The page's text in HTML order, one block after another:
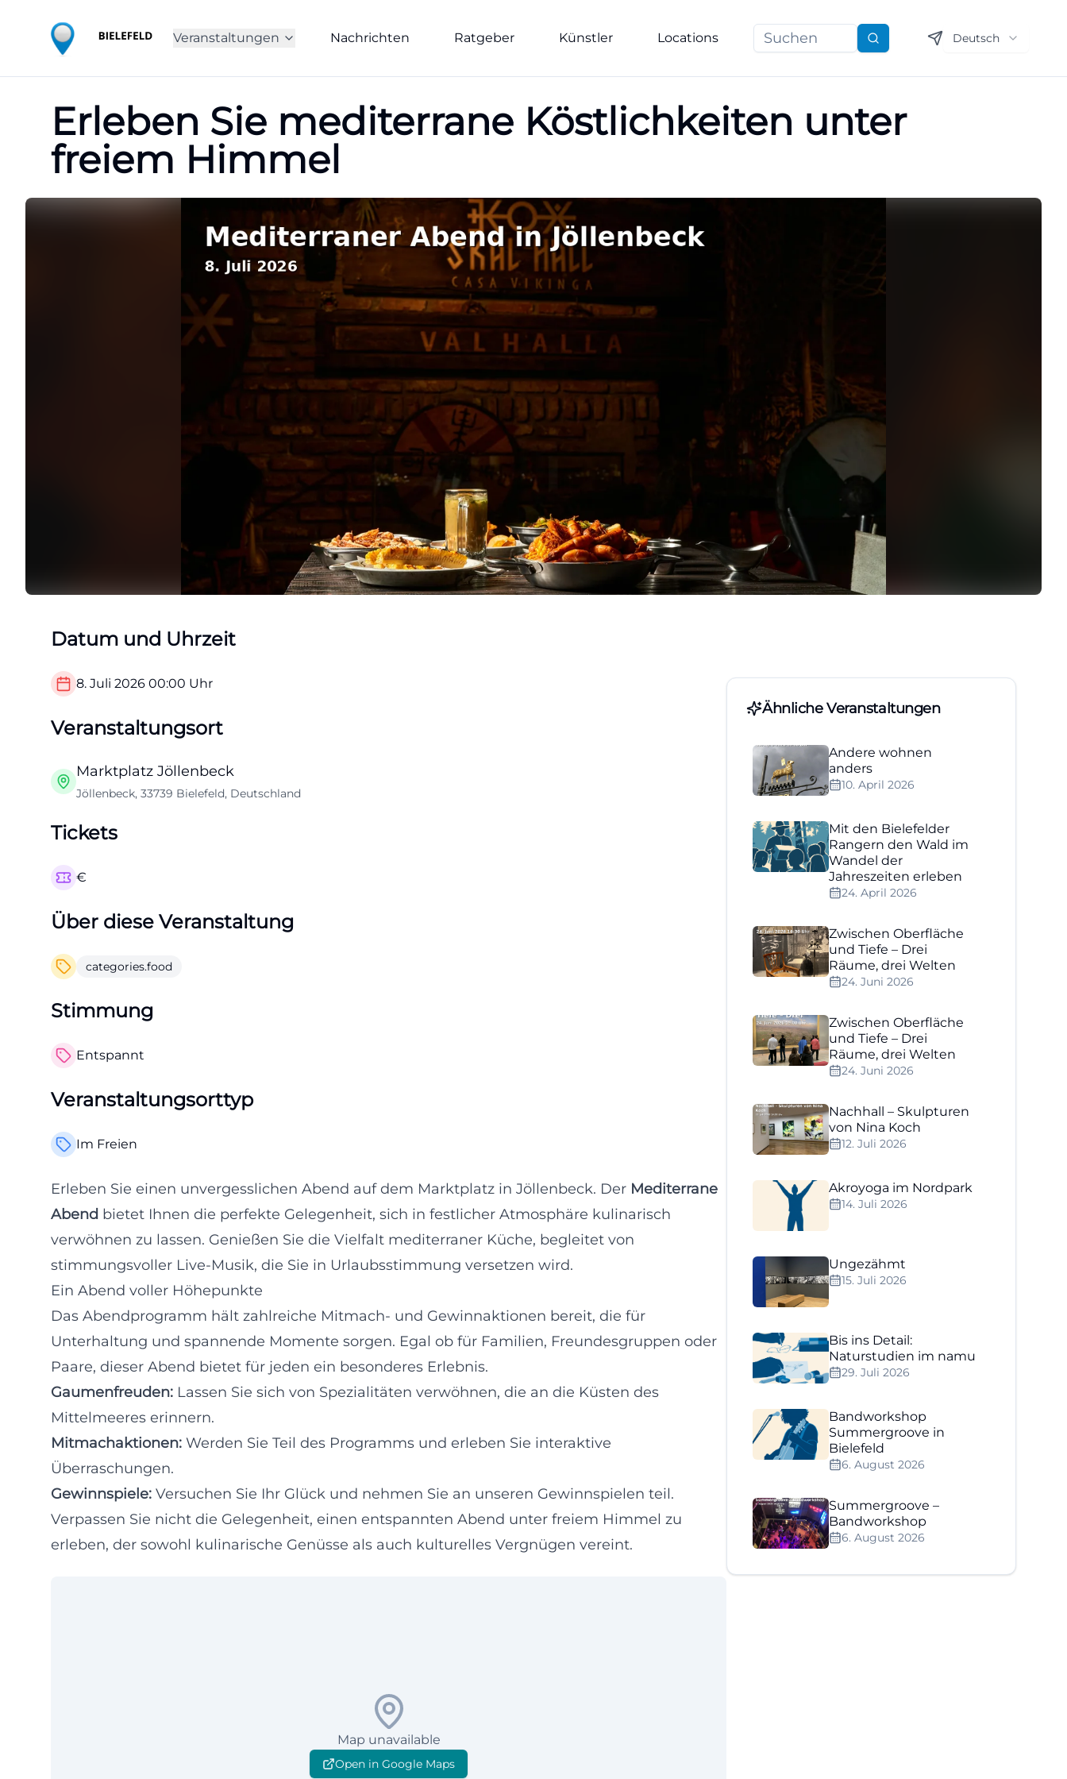
Veranstaltungen Nachrichten Ratgeber Künstler Locations Suchen Deutsch
Erleben Sie mediterrane Köstlichkeiten unter
freiem Himmel
Datum und Uhrzeit
8. Juli 2026 00:00 Uhr
Veranstaltungsort
Marktplatz Jöllenbeck
Jöllenbeck, 33739 Bielefeld, Deutschland
Tickets
€
Über diese Veranstaltung
categories.food
Stimmung
Entspannt
Veranstaltungsorttyp
Im Freien
Erleben Sie einen unvergesslichen Abend auf dem Marktplatz in Jöllenbeck. Der Mediterrane
Abend bietet Ihnen die perfekte Gelegenheit, sich in festlicher Atmosphäre kulinarisch
verwöhnen zu lassen. Genießen Sie die Vielfalt mediterraner Küche, begleitet von
stimmungsvoller Live-Musik, die Sie in Urlaubsstimmung versetzen wird.
Ein Abend voller Höhepunkte
Das Abendprogramm hält zahlreiche Mitmach- und Gewinnaktionen bereit, die für
Unterhaltung und spannende Momente sorgen. Egal ob für Familien, Freundesgruppen oder
Paare, dieser Abend bietet für jeden ein besonderes Erlebnis.
Gaumenfreuden: Lassen Sie sich von Spezialitäten verwöhnen, die an die Küsten des
Mittelmeeres erinnern.
Mitmachaktionen: Werden Sie Teil des Programms und erleben Sie interaktive
Überraschungen.
Gewinnspiele: Versuchen Sie Ihr Glück und nehmen Sie an unseren Gewinnspielen teil.
Verpassen Sie nicht die Gelegenheit, einen entspannten Abend unter freiem Himmel zu
erleben, der sowohl kulinarische Genüsse als auch kulturelles Vergnügen vereint.
Map unavailable
Open in Google Maps
Ähnliche Veranstaltungen
Andere wohnen
anders
10. April 2026
Mit den Bielefelder
Rangern den Wald im
Wandel der
Jahreszeiten erleben
24. April 2026
Zwischen Oberfläche
und Tiefe – Drei
Räume, drei Welten
24. Juni 2026
Zwischen Oberfläche
und Tiefe – Drei
Räume, drei Welten
24. Juni 2026
Nachhall – Skulpturen
von Nina Koch
12. Juli 2026
Akroyoga im Nordpark
14. Juli 2026
Ungezähmt
15. Juli 2026
Bis ins Detail:
Naturstudien im namu
29. Juli 2026
Bandworkshop
Summergroove in
Bielefeld
6. August 2026
Summergroove –
Bandworkshop
6. August 2026